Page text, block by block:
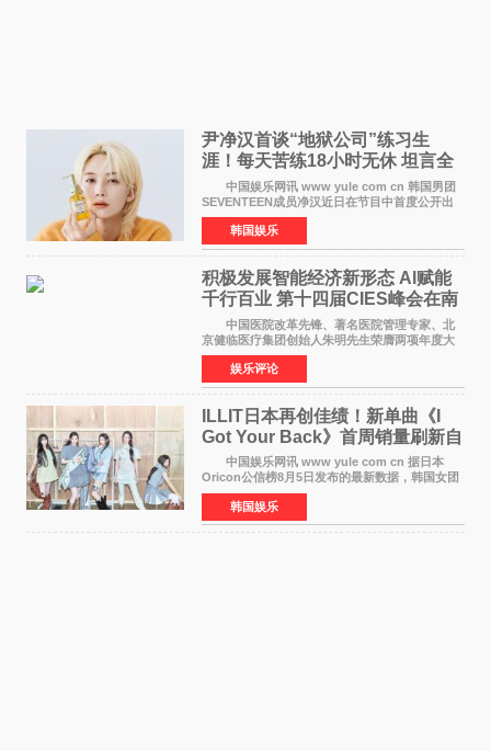
尹净汉首谈“地狱公司”练习生
涯！每天苦练18小时无休 坦言全
靠成员撑过来
中国娱乐网讯 www yule com cn 韩国男团
SEVENTEEN成员净汉近日在节目中首度公开出
道前的残酷练习生经历，并提及经纪公司Pledis
娱乐，引发广泛关注。 在8月2日播出的日本
TBS综艺节目《周
韩国娱乐
积极发展智能经济新形态 Al赋能
千行百业 第十四届CIES峰会在南
京盛大召开
中国医院改革先锋、著名医院管理专家、北
京健临医疗集团创始人朱明先生荣膺两项年度大
奖 2026年7月31日，盛夏金陵，长江之畔，
以重落地·真务实·强链接为主题的2026&lsquo;人
工智能+&rsquo
娱乐评论
ILLIT日本再创佳绩！新单曲《I
Got Your Back》首周销量刷新自
身纪录
中国娱乐网讯 www yule com cn 据日本
Oricon公信榜8月5日发布的最新数据，韩国女团
ILLIT在日本发行的第二张单曲《I Got Your
Back》首周销量达到71,009张，成功跻身最新一
期周单曲排行
韩国娱乐